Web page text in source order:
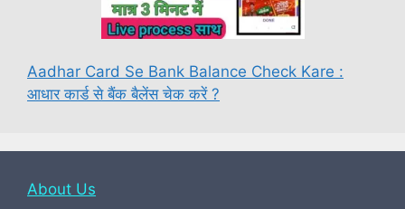
Aadhar Card Se Bank Balance Check Kare :
आधार कार्ड से बैंक बैलेंस चेक करें ?
About Us